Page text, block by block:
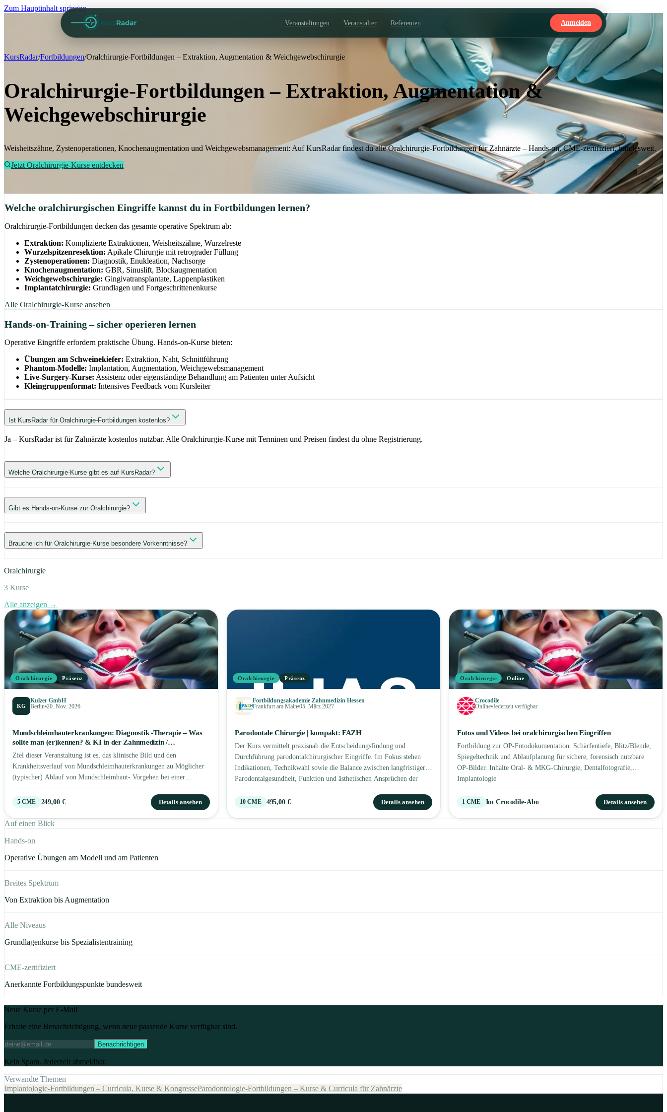
Zum Hauptinhalt springen
Veranstaltungen Veranstalter Referenten Anmelden
KursRadar/Fortbildungen/Oralchirurgie-Fortbildungen – Extraktion, Augmentation & Weichgewebschirurgie
Oralchirurgie-Fortbildungen – Extraktion, Augmentation &
Weichgewebschirurgie
Weisheitszähne, Zystenoperationen, Knochenaugmentation und Weichgewebsmanagement: Auf KursRadar findest du alle Oralchirurgie-Fortbildungen für Zahnärzte – Hands-on, CME-zertifiziert, bundesweit.
Jetzt Oralchirurgie-Kurse entdecken
Welche oralchirurgischen Eingriffe kannst du in Fortbildungen lernen?
Oralchirurgie-Fortbildungen decken das gesamte operative Spektrum ab:
Extraktion: Komplizierte Extraktionen, Weisheitszähne, Wurzelreste
Wurzelspitzenresektion: Apikale Chirurgie mit retrograder Füllung
Zystenoperationen: Diagnostik, Enukleation, Nachsorge
Knochenaugmentation: GBR, Sinuslift, Blockaugmentation
Weichgewebschirurgie: Gingivatransplantate, Lappenplastiken
Implantatchirurgie: Grundlagen und Fortgeschrittenenkurse
Alle Oralchirurgie-Kurse ansehen
Hands-on-Training – sicher operieren lernen
Operative Eingriffe erfordern praktische Übung. Hands-on-Kurse bieten:
Übungen am Schweinekiefer: Extraktion, Naht, Schnittführung
Phantom-Modelle: Implantation, Augmentation, Weichgewebsmanagement
Live-Surgery-Kurse: Assistenz oder eigenständige Behandlung am Patienten unter Aufsicht
Kleingruppenformat: Intensives Feedback vom Kursleiter
Ist KursRadar für Oralchirurgie-Fortbildungen kostenlos?
Ja – KursRadar ist für Zahnärzte kostenlos nutzbar. Alle Oralchirurgie-Kurse mit Terminen und Preisen findest du ohne Registrierung.
Welche Oralchirurgie-Kurse gibt es auf KursRadar?
Gibt es Hands-on-Kurse zur Oralchirurgie?
Brauche ich für Oralchirurgie-Kurse besondere Vorkenntnisse?
Oralchirurgie
3 Kurse
Alle anzeigen →
Oralchirurgie Präsenz
KG
Kulzer GmbH
Berlin 20. Nov. 2026
Mundschleimhauterkrankungen: Diagnostik -Therapie – Was
sollte man (er)kennen? & KI in der Zahnmedizin /
Oralchirurgie / MKG – Möglichkeiten und Grenzen
Ziel dieser Veranstaltung ist es, das klinische Bild und den
Krankheitsverlauf von Mundschleimhauterkrankungen zu Möglicher
(typischer) Ablauf von Mundschleimhaut- Vorgehen bei einer
systematischen Untersuchung der Mundschleimhaut (u.a. Inspektion
Lippen, Zunge, weicher Gaumen, Uvula und Rachen) Der Vortrag
enthält die neuesten Leitlinien, Stellungnahmen u.a. S2k-Leitlinie,
(AWMF Register 007/092); S3-Leitlinie (AWMF Register
eine reproduzierbare Herstellung von z. B. patienten-spezifischen
Implantaten (PSI) das Zusammenspiel von medizinischer Bildgebung,
automatisierte, qualitativ hochwertige und somit nachhaltige und
kosteneffiziente Patientenversor- gung sichergestellt werden. In der
als Medizinpro- dukt für die Unterstützung der Zahnärzte/Ärzte zur
Diagnostik im klinischen Alltag integriert haben. Vortrags dauer: 3,5
5 CME 249,00 € Details ansehen
Oralchirurgie Präsenz
Fortbildungsakademie Zahnmedizin Hessen
Frankfurt am Main 05. März 2027
Parodontale Chirurgie | kompakt: FAZH
Der Kurs vermittelt praxisnah die Entscheidungsfindung und
Durchführung parodontalchirurgischer Eingriffe. Im Fokus stehen
Indikationen, Technikwahl sowie die Balance zwischen langfristiger
Parodontalgesundheit, Funktion und ästhetischen Ansprüchen der
Patienten.
10 CME 495,00 € Details ansehen
Oralchirurgie Online
Crocodile
Online Jederzeit verfügbar
Fotos und Videos bei oralchirurgischen Eingriffen
Fortbildung zur OP-Fotodokumentation: Schärfentiefe, Blitz/Blende,
Spiegeltechnik und Ablaufplanung für sichere, forensisch nutzbare
OP-Bilder. Inhalte Oral- & MKG-Chirurgie, Dentalfotografie,
Implantologie
1 CME Im Crocodile-Abo Details ansehen
Auf einen Blick
Hands-on
Operative Übungen am Modell und am Patienten
Breites Spektrum
Von Extraktion bis Augmentation
Alle Niveaus
Grundlagenkurse bis Spezialistentraining
CME-zertifiziert
Anerkannte Fortbildungspunkte bundesweit
Neue Kurse per E-Mail
Erhalte eine Benachrichtigung, wenn neue passende Kurse verfügbar sind.
Benachrichtigen
Kein Spam. Jederzeit abmeldbar.
Verwandte Themen
Implantologie-Fortbildungen – Curricula, Kurse & KongresseParodontologie-Fortbildungen – Kurse & Curricula für Zahnärzte